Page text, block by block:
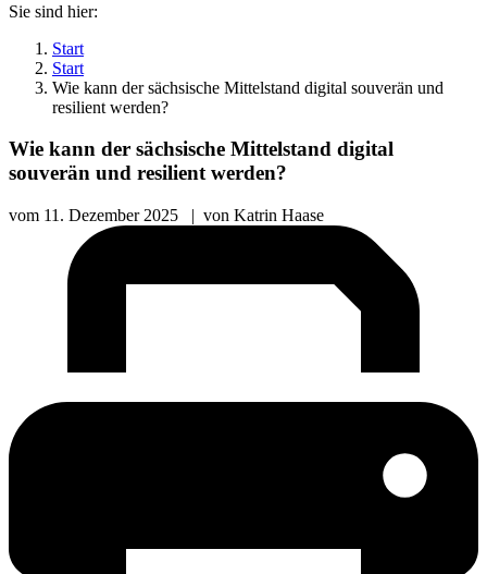
Sie sind hier:
Start
Start
Wie kann der sächsische Mittelstand digital souverän und
resilient werden?
Wie kann der sächsische Mittelstand digital
souverän und resilient werden?
vom 11. Dezember 2025 | von Katrin Haase